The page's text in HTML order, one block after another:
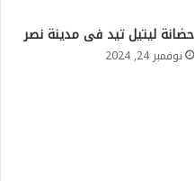
حضانة ليتيل تيد فى مدينة نصر
نوفمبر 24, 2024